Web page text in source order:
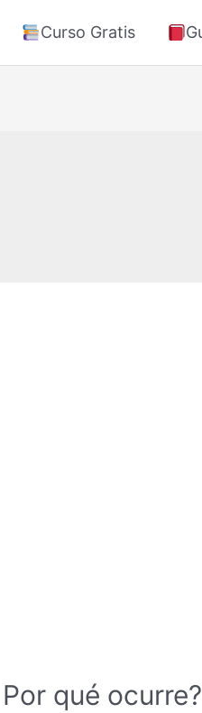
Curso Gratis
qué